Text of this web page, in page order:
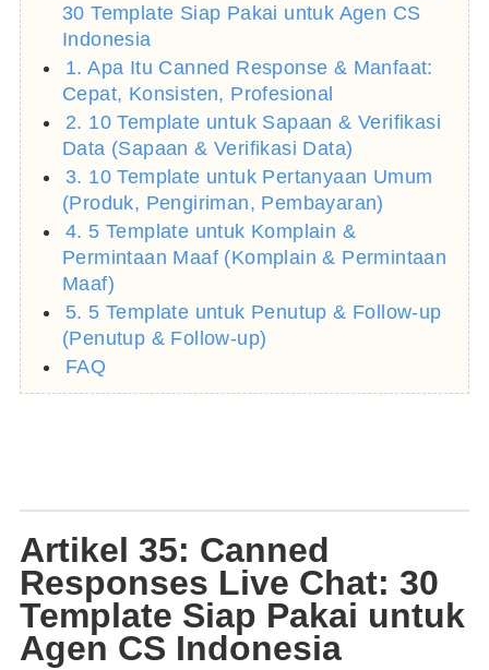
30 Template Siap Pakai untuk Agen CS
Indonesia
1. Apa Itu Canned Response & Manfaat:
Cepat, Konsisten, Profesional
2. 10 Template untuk Sapaan & Verifikasi
Data (Sapaan & Verifikasi Data)
3. 10 Template untuk Pertanyaan Umum
(Produk, Pengiriman, Pembayaran)
4. 5 Template untuk Komplain &
Permintaan Maaf (Komplain & Permintaan
Maaf)
5. 5 Template untuk Penutup & Follow-up
(Penutup & Follow-up)
FAQ
Artikel 35: Canned
Responses Live Chat: 30
Template Siap Pakai untuk
Agen CS Indonesia